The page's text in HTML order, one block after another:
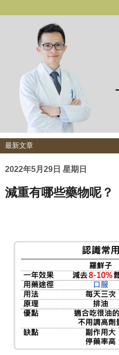
2022年5月29日 星期日
減重有哪些藥物呢？